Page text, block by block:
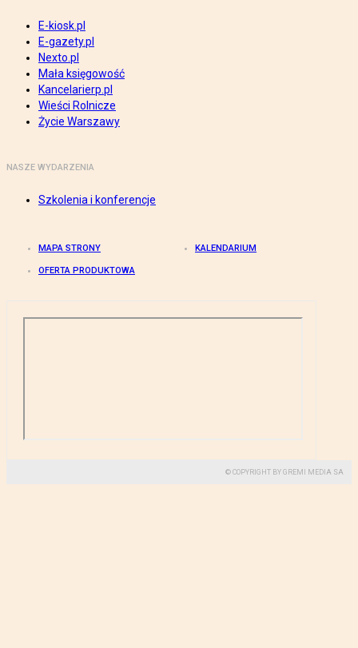
E-kiosk.pl
E-gazety.pl
Nexto.pl
Mała księgowość
Kancelarierp.pl
Wieści Rolnicze
Życie Warszawy
NASZE WYDARZENIA
Szkolenia i konferencje
MAPA STRONY KALENDARIUM
OFERTA PRODUKTOWA
© COPYRIGHT BY GREMI MEDIA SA